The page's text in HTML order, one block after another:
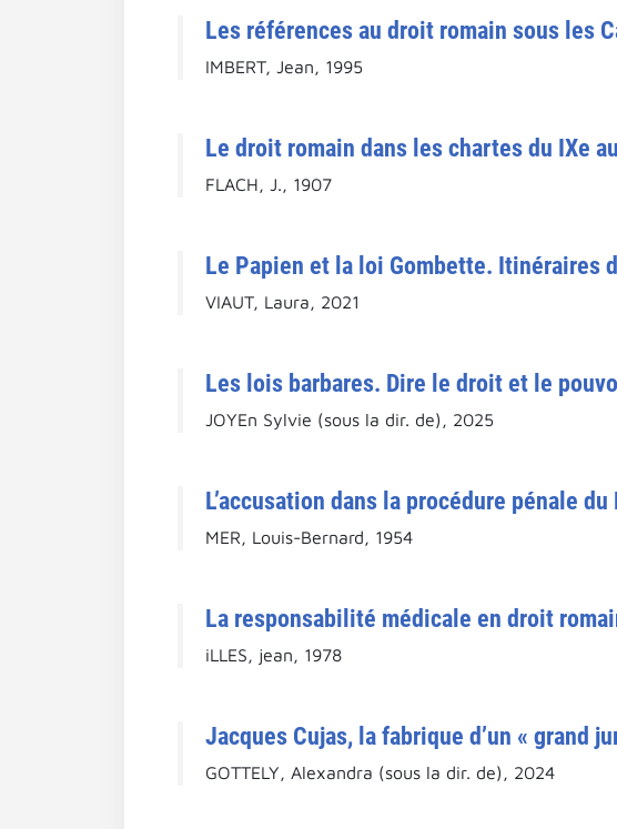
Les références au droit romain sous les
IMBERT, Jean, 1995
Le droit romain dans les chartes du IXe
FLACH, J., 1907
Le Papien et la loi Gombette. Itinéraires
VIAUT, Laura, 2021
Les lois barbares. Dire le droit et le
JOYEn Sylvie (sous la dir. de), 2025
L’accusation dans la procédure pénale
MER, Louis-Bernard, 1954
La responsabilité médicale en droit
iLLES, jean, 1978
Jacques Cujas, la fabrique d’un « grand
GOTTELY, Alexandra (sous la dir. de), 2024